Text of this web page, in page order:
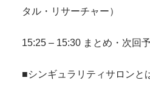
タル・リサーチャー）
15:25 – 15:30 まとめ・次回
■シンギュラリティサロンと